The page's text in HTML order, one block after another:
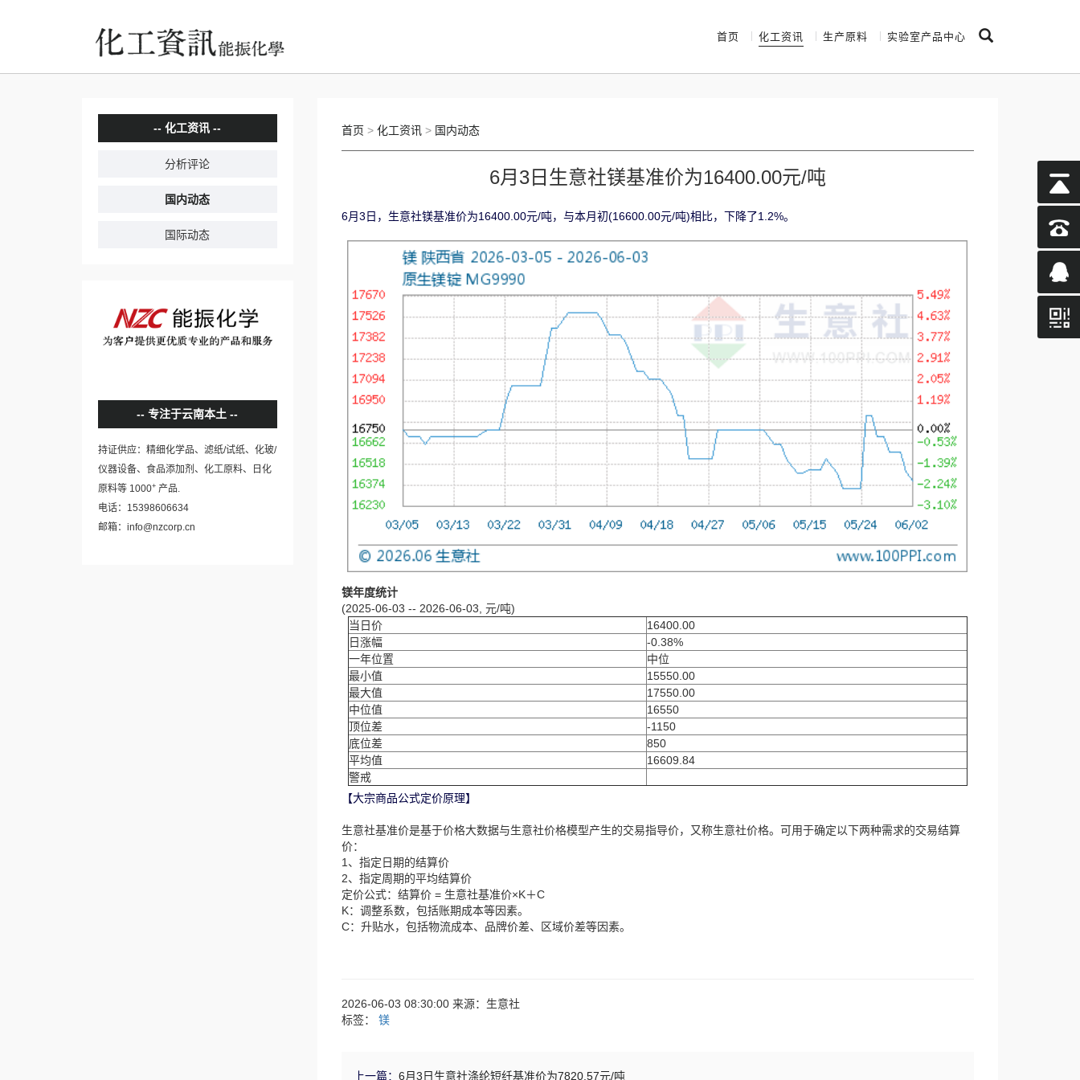
首页 化工资讯 生产原料 实验室产品中心
化工资讯
分析评论
国内动态
国际动态
专注于云南本土
持证供应：精细化学品、滤纸/试纸、化玻/
仪器设备、食品添加剂、化工原料、日化
原料等 1000+ 产品.
电话：15398606634
邮箱：info@nzcorp.cn
首页 > 化工资讯> 国内动态
6月3日生意社镁基准价为16400.00元/吨
6月3日，生意社镁基准价为16400.00元/吨，与本月初(16600.00元/吨)相比，下降了1.2%。
镁年度统计
(2025-06-03 -- 2026-06-03, 元/吨)
当日价
16400.00
日涨幅
-0.38%
一年位置
中位
最小值
15550.00
最大值
17550.00
中位值
16550
顶位差
-1150
底位差
850
平均值
16609.84
警戒
【大宗商品公式定价原理】
生意社基准价是基于价格大数据与生意社价格模型产生的交易指导价，又称生意社价格。可用于确定以下两种需求的交易结算
价：
1、指定日期的结算价
2、指定周期的平均结算价
定价公式：结算价 = 生意社基准价×K＋C
K：调整系数，包括账期成本等因素。
C：升贴水，包括物流成本、品牌价差、区域价差等因素。
2026-06-03 08:30:00 来源：生意社
标签： 镁
上一篇： 6月3日生意社涤纶短纤基准价为7820.57元/吨